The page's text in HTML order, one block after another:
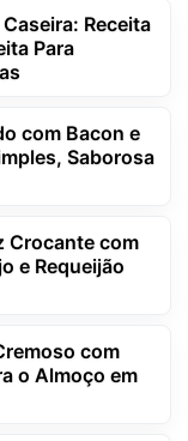
Receita
Para
com Bacon e
Saborosa
Crocante com
e Requeijão
com
o Almoço em